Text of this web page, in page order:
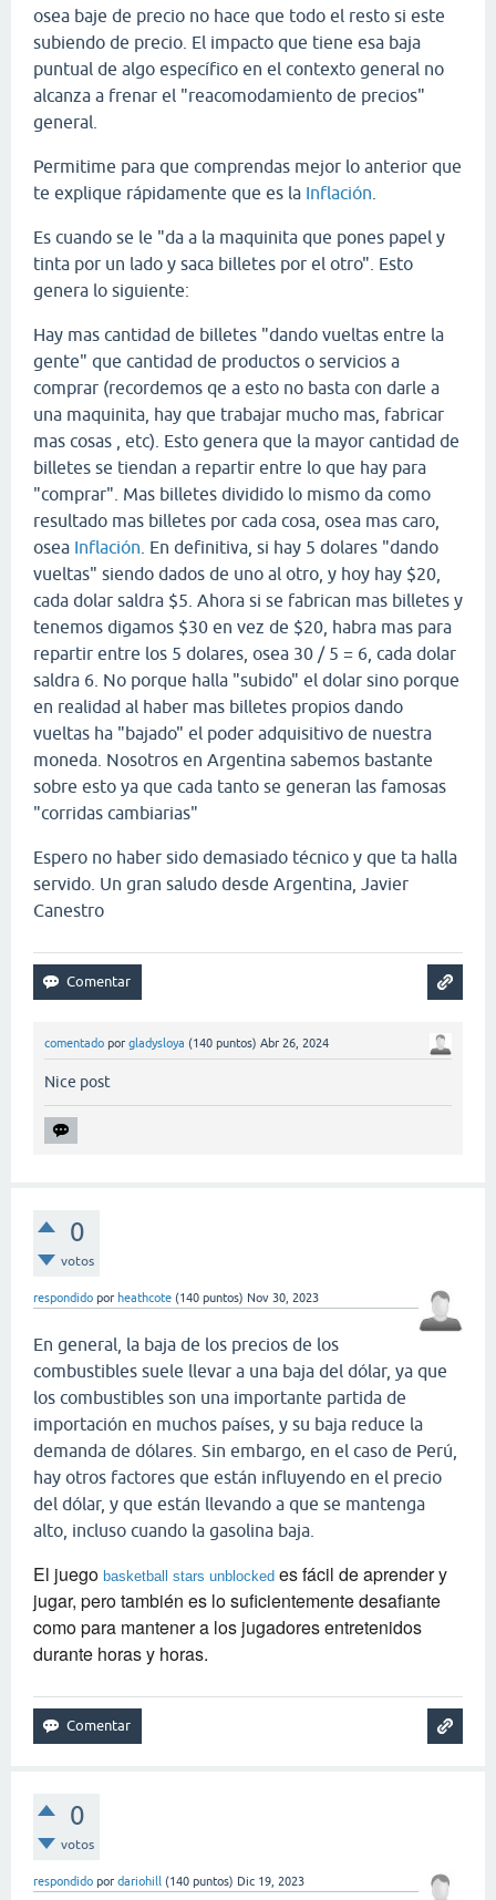
osea baje de precio no hace que todo el resto si este
subiendo de precio. El impacto que tiene esa baja
puntual de algo específico en el contexto general no
alcanza a frenar el "reacomodamiento de precios"
general.
Permitime para que comprendas mejor lo anterior que
te explique rápidamente que es la Inflación
Es cuando se le "da a la maquinita que pones papel y
tinta por un lado y saca billetes por el otro". Esto
genera lo siguiente:
Hay mas cantidad de billetes "dando vueltas entre la
gente" que cantidad de productos o servicios a
comprar (recordemos qe a esto no basta con darle a
una maquinita, hay que trabajar mucho mas, fabricar
mas cosas , etc). Esto genera que la mayor cantidad de
billetes se tiendan a repartir entre lo que hay para
"comprar". Mas billetes dividido lo mismo da como
resultado mas billetes por cada cosa, osea mas caro,
osea Inflación . En definitiva, si hay 5 dolares "dando
vueltas" siendo dados de uno al otro, y hoy hay $20,
cada dolar saldra $5. Ahora si se fabrican mas billetes y
tenemos digamos $30 en vez de $20, habra mas para
repartir entre los 5 dolares, osea 30 / 5 = 6, cada dolar
saldra 6. No porque halla "subido" el dolar sino porque
en realidad al haber mas billetes propios dando
vueltas ha "bajado" el poder adquisitivo de nuestra
moneda. Nosotros en Argentina sabemos bastante
sobre esto ya que cada tanto se generan las famosas
"corridas cambiarias"
Espero no haber sido demasiado técnico y que ta halla
servido. Un gran saludo desde Argentina, Javier
Canestro
comentado por gladysloya (140 puntos) Abr 26, 2024
Nice post
0
votos
respondido por heathcote (140 puntos) Nov 30, 2023
En general, la baja de los precios de los
combustibles suele llevar a una baja del dólar, ya que
los combustibles son una importante partida de
importación en muchos países, y su baja reduce la
demanda de dólares. Sin embargo, en el caso de Perú,
hay otros factores que están influyendo en el precio
del dólar, y que están llevando a que se mantenga
alto, incluso cuando la gasolina baja.
El juego basketball stars unblocked es fácil de aprender y
jugar, pero también es lo suficientemente desafiante
como para mantener a los jugadores entretenidos
durante horas y horas.
0
votos
respondido por dariohill (140 puntos) Dic 19, 2023